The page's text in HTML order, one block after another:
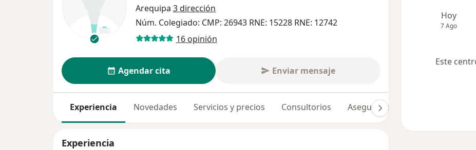
Arequipa 3 dirección
Núm. Colegiado: CMP: 26943 RNE: 15228 RNE: 12742
16 opinión
Agendar cita Enviar mensaje
Experiencia Novedades Servicios y precios Consultorios Aseguradoras
Experiencia
Hoy
7 Ago
Este